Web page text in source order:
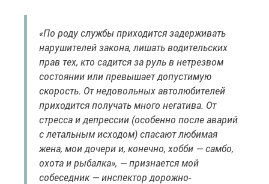
«По роду службы приходится задерживать
нарушителей закона, лишать водительских
прав тех, кто садится за руль в нетрезвом
состоянии или превышает допустимую
скорость. От недовольных автолюбителей
приходится получать много негатива. От
стресса и депрессии (особенно после аварий
с летальным исходом) спасают любимая
жена, мои дочери и, конечно, хобби — самбо,
охота и рыбалка», — признается мой
собеседник — инспектор дорожно-